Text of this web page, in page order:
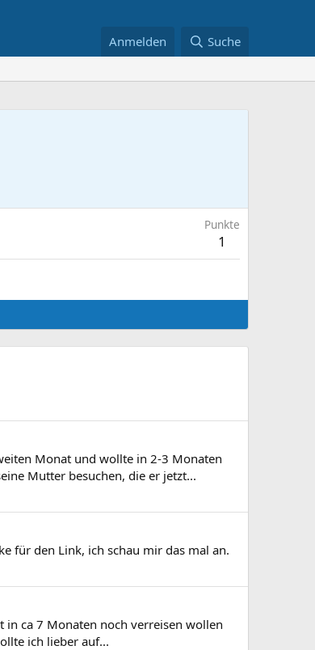
Anmelden Suche
Punkte
1
Monat und wollte in 2-3 Monaten
Mutter besuchen, die er jetzt...
für den Link, ich schau mir das mal an.
ca 7 Monaten noch verreisen wollen
ich lieber auf...